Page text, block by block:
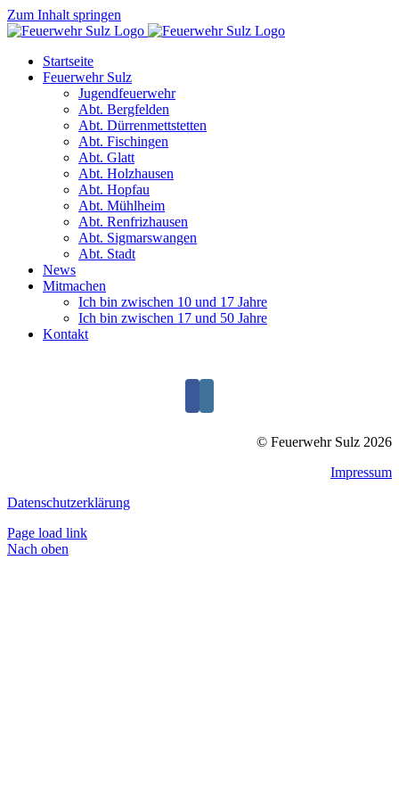
Zum Inhalt springen
Startseite
Feuerwehr Sulz
Jugendfeuerwehr
Abt. Bergfelden
Abt. Dürrenmettstetten
Abt. Fischingen
Abt. Glatt
Abt. Holzhausen
Abt. Hopfau
Abt. Mühlheim
Abt. Renfrizhausen
Abt. Sigmarswangen
Abt. Stadt
News
Mitmachen
Ich bin zwischen 10 und 17 Jahre
Ich bin zwischen 17 und 50 Jahre
Kontakt
© Feuerwehr Sulz 2026
Impressum
Datenschutzerklärung
Page load link
Nach oben